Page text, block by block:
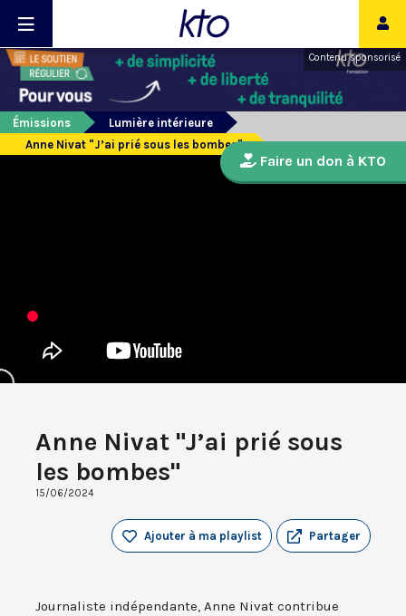
Contenu sponsorisé
Émissions
Lumière intérieure
Anne Nivat "J’ai prié sous les bombes"
Anne Nivat "J’ai prié sous
les bombes"
15/06/2024
Partager
Ajouter à ma playlist
Journaliste indépendante, Anne Nivat contribue
Faire un don à KTO